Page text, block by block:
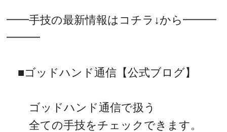
━━手技の最新情報はコチラ↓から━━━
━━━
■ゴッドハンド通信【公式ブログ】
ゴッドハンド通信で扱う
全ての手技をチェックできます。